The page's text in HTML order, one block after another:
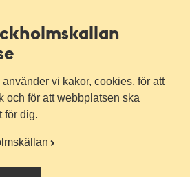
vi kakor, cookies, för att
och för att webbplatsen ska
för dig.